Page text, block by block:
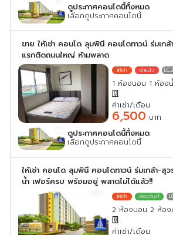
ดูประกาศคอนโดนี้ทั้งหมด
เลือกดูประกาศคอนโดนี้
ขาย ให้เช่า คอนโด ลุมพินี คอนโดทาวน์ ร่มเ
แรกติดถนนใหญ่ ห้ามพลาด
1 ห้องนอน 1 ห้อง
ค่าเช่า/เดือน
6,500 บาท
ดูประกาศคอนโดนี้ทั้งหมด
เลือกดูประกาศคอนโดนี้
ให้เช่า คอนโด ลุมพินี คอนโดทาวน์ ร่มเกล้า-
น้ำ เฟอร์ครบ พร้อมอยู่ พลาดไม่ได้แล้ว!!
2 ห้องนอน 2 ห้อง
ค่าเช่า/เดือน